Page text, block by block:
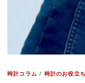
時計コラム / 時計のお役立